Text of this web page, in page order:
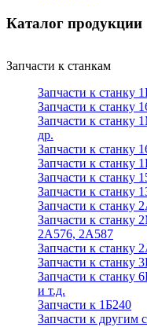
Каталог продукции
Запчасти к станкам
Запчасти к станку
Запчасти к станку
Запчасти к
др.
Запчасти к станку
Запчасти к станку
Запчасти к станку
Запчасти к станку
Запчасти к станку
Запчасти к
2А576, 2А587
Запчасти к станку
Запчасти к станку
Запчасти к
и т.д.
Запчасти к 1Б240
Запчасти к другим